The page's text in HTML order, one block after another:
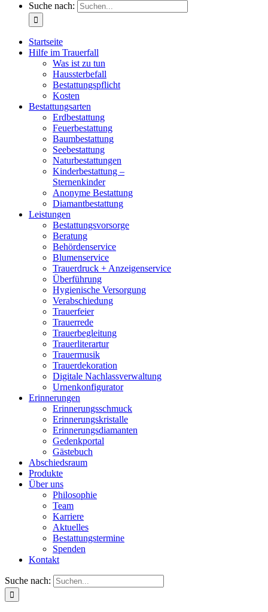
Suche nach:
Startseite
Hilfe im Trauerfall
Was ist zu tun
Haussterbefall
Bestattungspflicht
Kosten
Bestattungsarten
Erdbestattung
Feuerbestattung
Baumbestattung
Seebestattung
Naturbestattungen
Kinderbestattung –
Sternenkinder
Anonyme Bestattung
Diamantbestattung
Leistungen
Bestattungsvorsorge
Beratung
Behördenservice
Blumenservice
Trauerdruck + Anzeigenservice
Überführung
Hygienische Versorgung
Verabschiedung
Trauerfeier
Trauerrede
Trauerbegleitung
Trauerliterartur
Trauermusik
Trauerdekoration
Digitale Nachlassverwaltung
Urnenkonfigurator
Erinnerungen
Erinnerungsschmuck
Erinnerungskristalle
Erinnerungsdiamanten
Gedenkportal
Gästebuch
Abschiedsraum
Produkte
Über uns
Philosophie
Team
Karriere
Aktuelles
Bestattungstermine
Spenden
Kontakt
Suche nach: